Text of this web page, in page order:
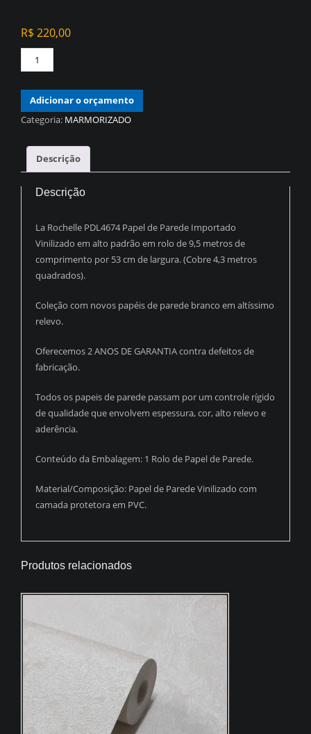
R$ 220,00
PAPEL
DE
PAREDE
VINILICO
MÁRMORE
CINZA
PDL1501
Adicionar o orçamento
Categoria: MARMORIZADO
Descrição
Descrição
La Rochelle PDL4674 Papel de Parede Importado
Vinilizado em alto padrão em rolo de 9,5 metros de
comprimento por 53 cm de largura. (Cobre 4,3 metros
quadrados).
Coleção com novos papéis de parede branco em altíssimo
relevo.
Oferecemos 2 ANOS DE GARANTIA contra defeitos de
fabricação.
Todos os papeis de parede passam por um controle rígido
de qualidade que envolvem espessura, cor, alto relevo e
aderência.
Conteúdo da Embalagem: 1 Rolo de Papel de Parede.
Material/Composição: Papel de Parede Vinilizado com
camada protetora em PVC.
Produtos relacionados